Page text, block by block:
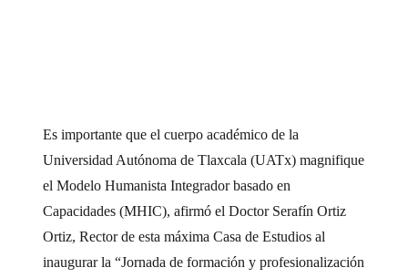
Es importante que el cuerpo académico de la
Universidad Autónoma de Tlaxcala (UATx) magnifique
el Modelo Humanista Integrador basado en
Capacidades (MHIC), afirmó el Doctor Serafín Ortiz
Ortiz, Rector de esta máxima Casa de Estudios al
inaugurar la “Jornada de formación y profesionalización